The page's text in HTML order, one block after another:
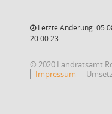
Letzte Änderung:
20:00:23
© 2020 Landratsamt
Impressum